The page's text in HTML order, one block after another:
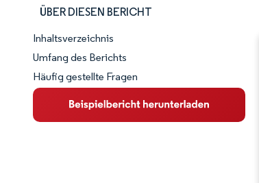
ÜBER DIESEN BERICHT
Marktschnappschuss
Marktübersicht
Wichtige Markttrends
Inhaltsverzeichnis
Umfang des Berichts
Häufig gestellte Fragen